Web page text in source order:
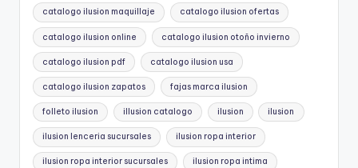
catalogo ilusion maquillaje catalogo ilusion ofertas
catalogo ilusion online catalogo ilusion otoño invierno
catalogo ilusion pdf catalogo ilusion usa
catalogo ilusion zapatos fajas marca ilusion
folleto ilusion illusion catalogo ilusion ilusion
ilusion lenceria sucursales ilusion ropa interior
ilusion ropa interior sucursales ilusion ropa intima